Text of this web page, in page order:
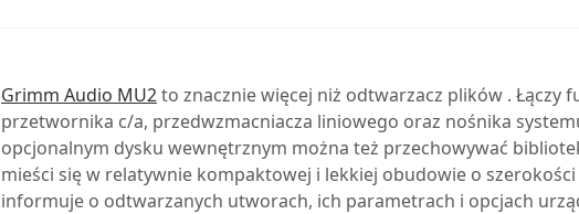
Grimm Audio MU2to znacznie więcej niż odtwarzacz plików . Łączy
przetwornika c/a, przedwzmacniacza liniowego oraz nośnika
opcjonalnym dysku wewnętrznym można też przechowywać
mieści się w relatywnie kompaktowej i lekkiej obudowie o szerokości
informuje o odtwarzanych utworach, ich parametrach i opcjach